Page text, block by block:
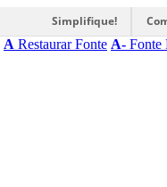
Simplifique!
A Restaurar Fonte A- Fonte